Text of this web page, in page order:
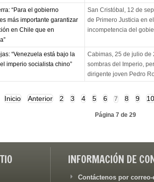
“Para el gobierno
más importante garantizar
en Chile que en
San Cristóbal, 12 de
de Primero Justicia en
incompetencia del
“Venezuela está bajo la
imperio socialista chino”
Cabimas, 25 de julio de
sombras del Imperio,
dirigente joven Pedro
Inicio Anterior 2 3 4 5 6 7 8 9 10
Página 7 de 29
INFORMACIÓN DE
Contáctenos por